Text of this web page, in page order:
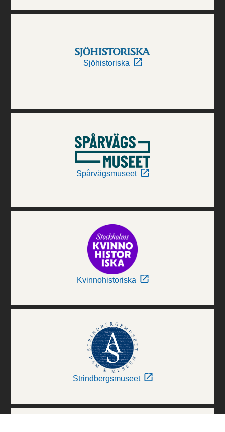
Sjöhistoriska
Spårvägsmuseet
Kvinnohistoriska
Strindbergsmuseet